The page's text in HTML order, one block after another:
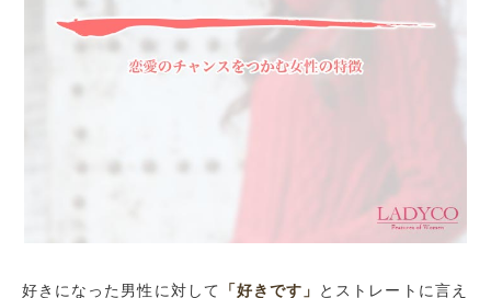
好きになった男性に対して 「好きです」 とストレートに言え